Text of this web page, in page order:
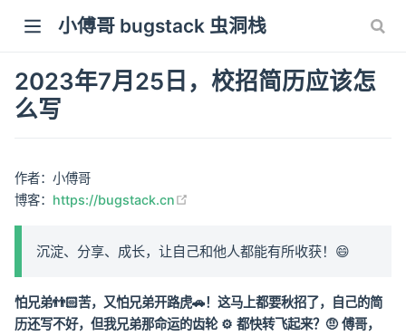
小傅哥 bugstack 虫洞栈
2023年7月25日，校招简历应该怎
么写
作者：小傅哥
博客： https://bugstack.cn
沉淀、分享、成长，让自己和他人都能有所收获！😄
怕兄弟👬🏻苦，又怕兄弟开路虎🚗！这马上都要秋招了，自己的简
历还写不好，但我兄弟那命运的齿轮 ⚙ 都快转飞起来？🤨 傅哥，